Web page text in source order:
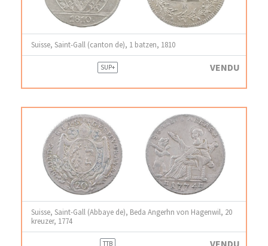
Suisse, Saint-Gall (canton de), 1 batzen, 1810
SUP+ VENDU
Suisse, Saint-Gall (Abbaye de), Beda Angerhn von Hagenwil, 20
kreuzer, 1774
TTB VENDU